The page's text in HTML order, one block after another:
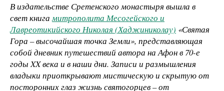
В издательстве Сретенского монастыря вышла в
свет книгамитрополита Месогейского и
Лавреотикийского Николая (Хаджиниколау) «Святая
Гора – высочайшая точка Земли», представляющая
собой дневник путешествий автора на Афон в 70-е
годы XX века и в наши дни. Записи и размышления
владыки приоткрывают мистическую и скрытую от
посторонних глаз жизнь святогорцев – от